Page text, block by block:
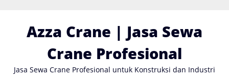
contentAzza Crane | Jasa Sewa
Crane Profesional
Jasa Sewa Crane Profesional untuk Konstruksi dan Industri